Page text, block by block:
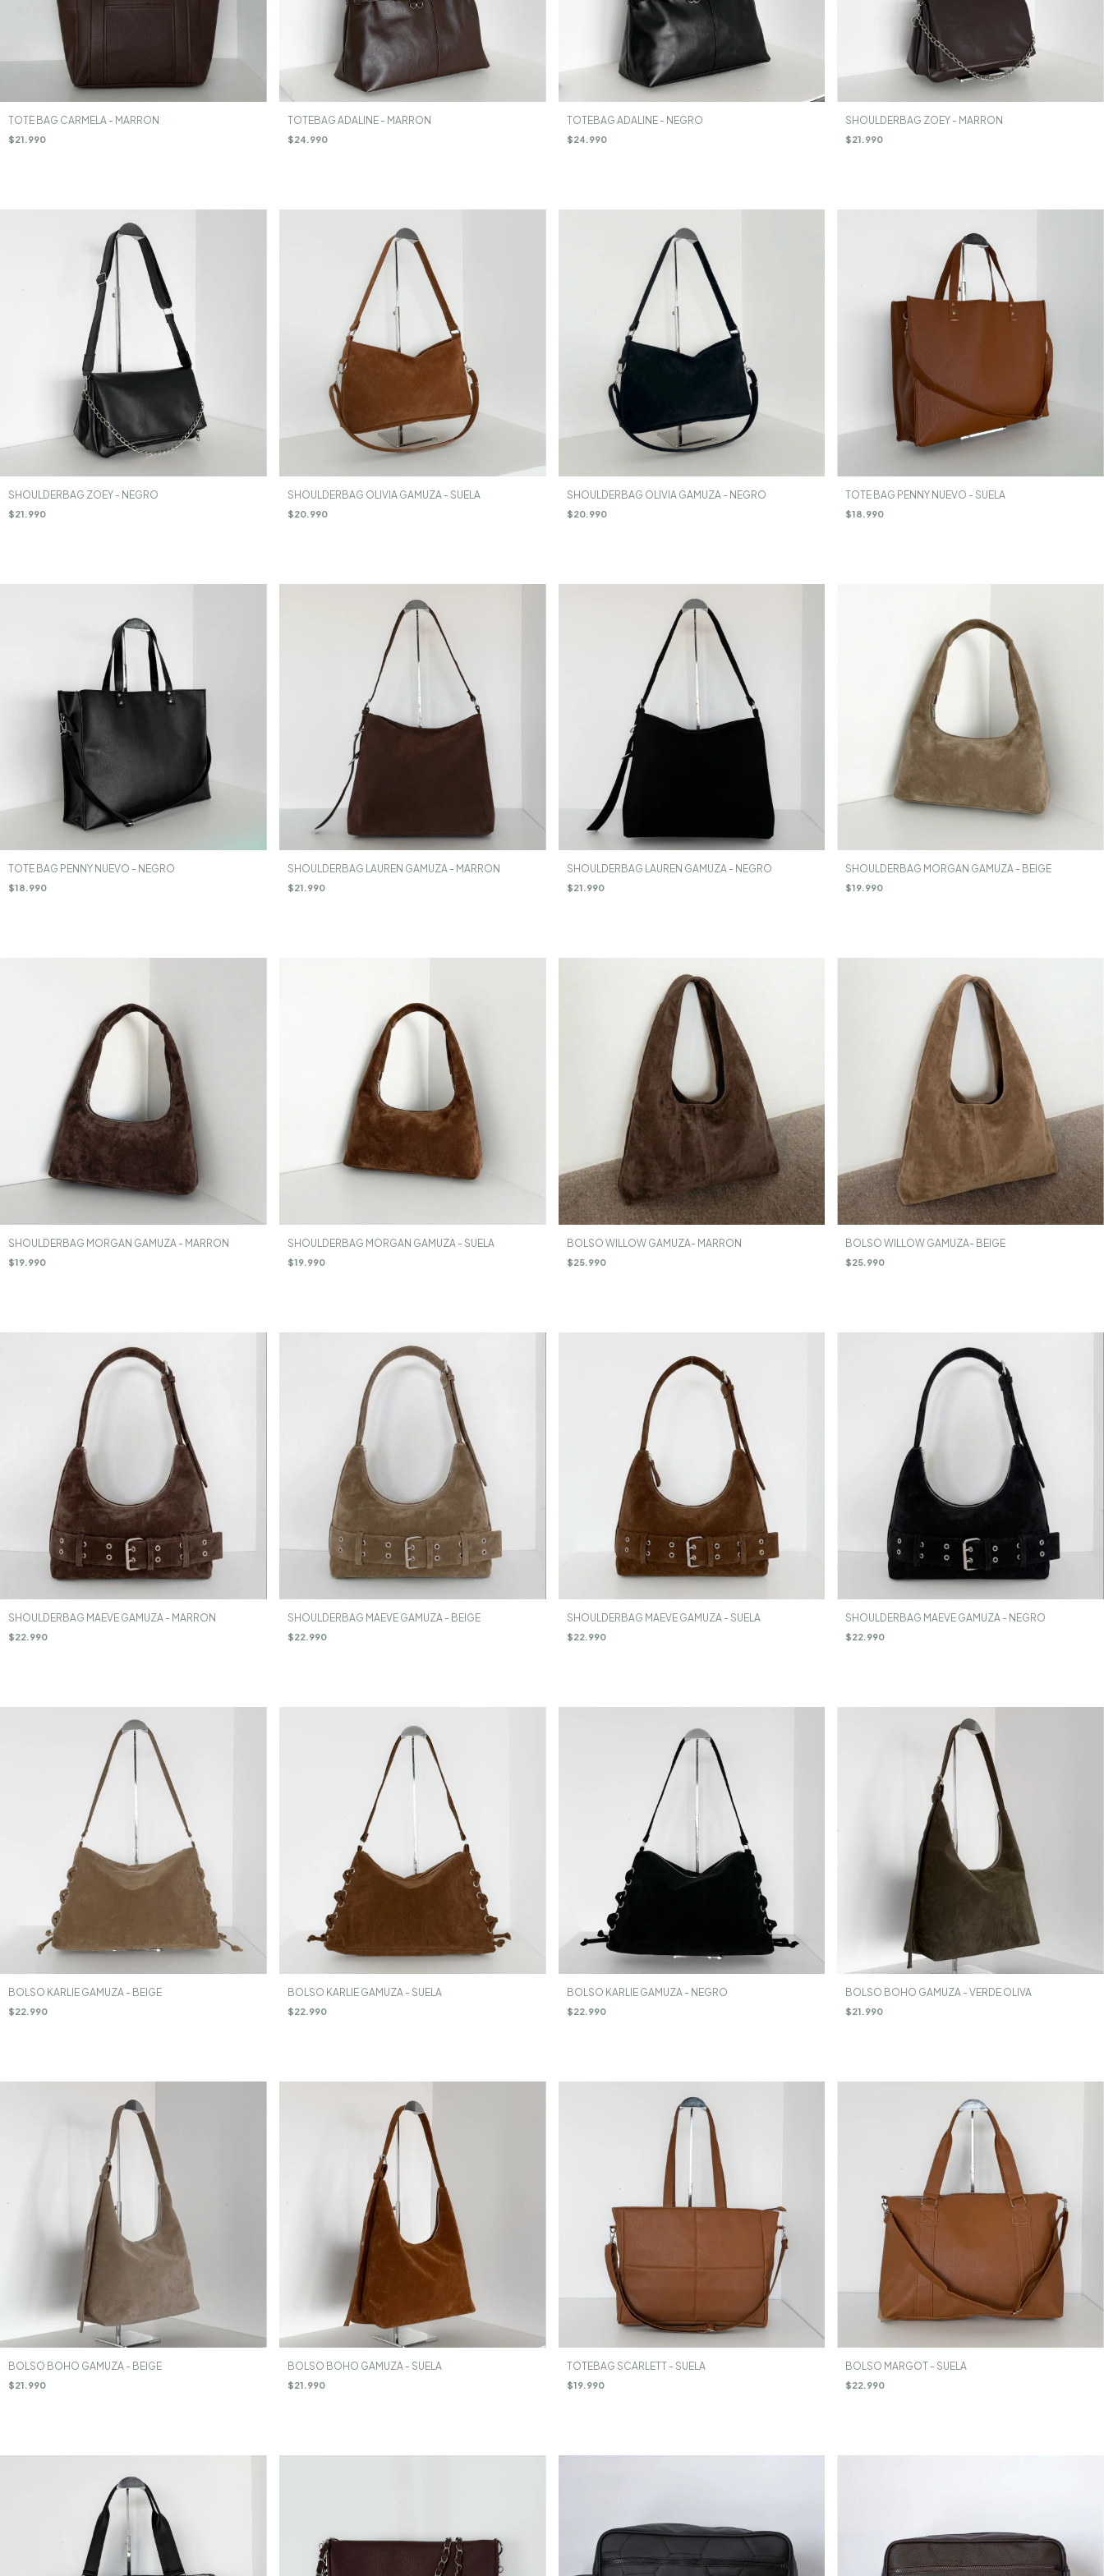
TOTE BAG CARMELA - MARRON
$21.990
TOTEBAG ADALINE - MARRON
$24.990
TOTEBAG ADALINE - NEGRO
$24.990
SHOULDERBAG ZOEY - MARRON
$21.990
SHOULDERBAG ZOEY - NEGRO
$21.990
SHOULDERBAG OLIVIA GAMUZA - SUELA
$20.990
SHOULDERBAG OLIVIA GAMUZA - NEGRO
$20.990
TOTE BAG PENNY NUEVO - SUELA
$18.990
TOTE BAG PENNY NUEVO - NEGRO
$18.990
SHOULDERBAG LAUREN GAMUZA - MARRON
$21.990
SHOULDERBAG LAUREN GAMUZA - NEGRO
$21.990
SHOULDERBAG MORGAN GAMUZA - BEIGE
$19.990
SHOULDERBAG MORGAN GAMUZA - MARRON
$19.990
SHOULDERBAG MORGAN GAMUZA - SUELA
$19.990
BOLSO WILLOW GAMUZA- MARRON
$25.990
BOLSO WILLOW GAMUZA- BEIGE
$25.990
SHOULDERBAG MAEVE GAMUZA - MARRON
$22.990
SHOULDERBAG MAEVE GAMUZA - BEIGE
$22.990
SHOULDERBAG MAEVE GAMUZA - SUELA
$22.990
SHOULDERBAG MAEVE GAMUZA - NEGRO
$22.990
BOLSO KARLIE GAMUZA - BEIGE
$22.990
BOLSO KARLIE GAMUZA - SUELA
$22.990
BOLSO KARLIE GAMUZA - NEGRO
$22.990
BOLSO BOHO GAMUZA - VERDE OLIVA
$21.990
BOLSO BOHO GAMUZA - BEIGE
$21.990
BOLSO BOHO GAMUZA - SUELA
$21.990
TOTEBAG SCARLETT - SUELA
$19.990
BOLSO MARGOT - SUELA
$22.990